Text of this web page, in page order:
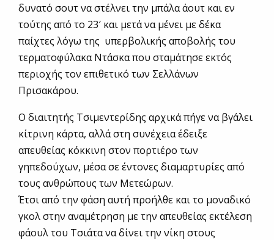
δυνατό σουτ να στέλνει την μπάλα άουτ και εν
τούτης από το 23′ και μετά να μένει με δέκα
παίχτες λόγω της υπερβολικής αποβολής του
τερματοφύλακα Ντάσκα που σταμάτησε εκτός
περιοχής τον επιθετικό των Σελλάνων
Πρισακάρου.
Ο διαιτητής Τσιμεντερίδης αρχικά πήγε να βγάλει
κίτρινη κάρτα, αλλά στη συνέχεια έδειξε
απευθείας κόκκινη στον πορτιέρο των
γηπεδούχων, μέσα σε έντονες διαμαρτυρίες από
τους ανθρώπους των Μετεώρων.
Έτσι από την φάση αυτή προήλθε και το μοναδικό
γκολ στην αναμέτρηση με την απευθείας εκτέλεση
φάουλ του Τσιάτα να δίνει την νίκη στους